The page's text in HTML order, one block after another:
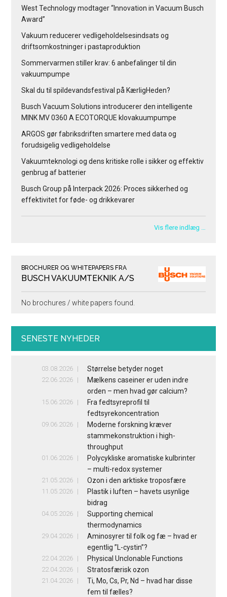
West Technology modtager “Innovation in Vacuum Busch
Award”
Vakuum reducerer vedligeholdelsesindsats og
driftsomkostninger i pastaproduktion
Sommervarmen stiller krav: 6 anbefalinger til din
vakuumpumpe
Skal du til spildevandsfestival på KærligHeden?
Busch Vacuum Solutions introducerer den intelligente
MINK MV 0360 A ECOTORQUE klovakuumpumpe
ARGOS gør fabriksdriften smartere med data og
forudsigelig vedligeholdelse
Vakuumteknologi og dens kritiske rolle i sikker og effektiv
genbrug af batterier
Busch Group på Interpack 2026: Proces sikkerhed og
effektivitet for føde- og drikkevarer
Vis flere indlæg …
BROCHURER OG WHITEPAPERS FRA
BUSCH VAKUUMTEKNIK A/S
No brochures / white papers found.
SENESTE NYHEDER
03.08.2026 Størrelse betyder noget
22.06.2026
Mælkens caseiner er uden indre
orden – men hvad gør calcium?
15.06.2026
Fra fedtsyreprofil til
fedtsyrekoncentration
09.06.2026
Moderne forskning kræver
stammekonstruktion i high-
throughput
01.06.2026
Polycykliske aromatiske kulbrinter
– multi-redox systemer
21.05.2026 Ozon i den arktiske troposfære
11.05.2026
Plastik i luften – havets usynlige
bidrag
04.05.2026
Supporting chemical
thermodynamics
29.04.2026
Aminosyrer til folk og fæ – hvad er
egentlig ”L-cystin”?
22.04.2026 Physical Unclonable Functions
22.04.2026 Stratosfærisk ozon
21.04.2026
Ti, Mo, Cs, Pr, Nd – hvad har disse
fem til fælles?